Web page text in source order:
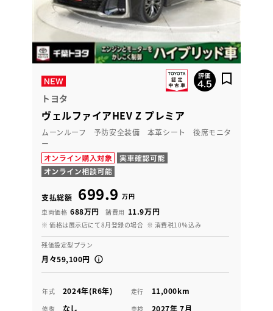
トヨタ
ヴェルファイアHEV Z プレミア
ムーンルーフ 予防安全装備 本革シート 後席モニタ
ー
支払総額 699.9 万円
車両価格 688万円 諸費用 11.9万円
※ 価格は展示店にて8月登録の場合 ※ 消費税10％込み
残価設定型プラン
月々59,100円
年式 2024年(R6年) 走行 11,000km
修復 なし 車検 2027年 7月